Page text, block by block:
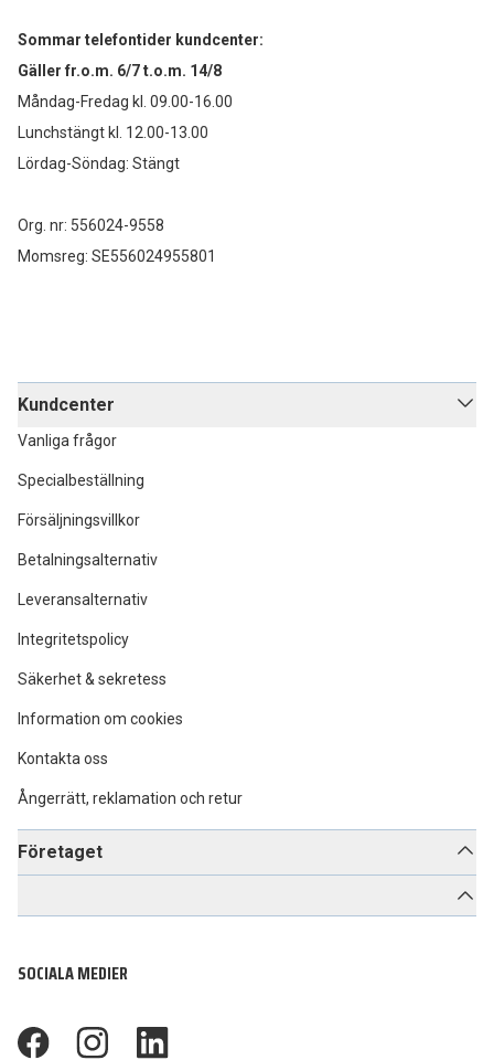
Sommar telefontider kundcenter:
Gäller fr.o.m. 6/7 t.o.m. 14/8
Måndag-Fredag kl. 09.00-16.00
Lunchstängt kl. 12.00-13.00
Lördag-Söndag: Stängt
Org. nr: 556024-9558
Momsreg: SE556024955801
Kundcenter
Vanliga frågor
Specialbeställning
Försäljningsvillkor
Betalningsalternativ
Leveransalternativ
Integritetspolicy
Säkerhet & sekretess
Information om cookies
Kontakta oss
Ångerrätt, reklamation och retur
Företaget
SOCIALA MEDIER